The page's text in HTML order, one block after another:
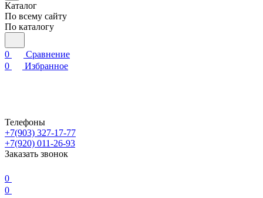
Каталог
По всему сайту
По каталогу
0
Сравнение
0
Избранное
Телефоны
+7(903) 327-17-77
+7(920) 011-26-93
Заказать звонок
0
0